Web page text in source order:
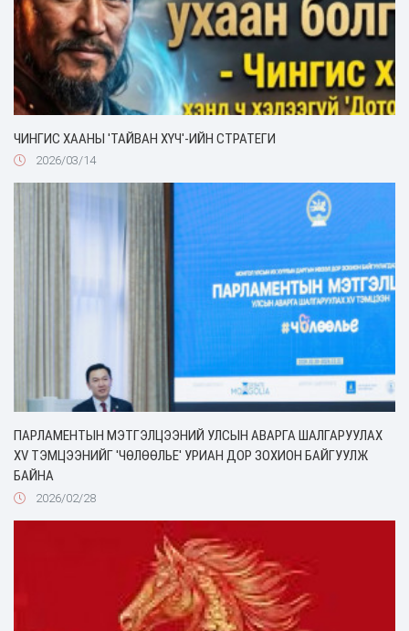
ЧИНГИС ХААНЫ 'ТАЙВАН ХҮЧ'-ИЙН СТРАТЕГИ
2026/03/14
ПАРЛАМЕНТЫН МЭТГЭЛЦЭЭНИЙ УЛСЫН АВАРГА ШАЛГАРУУЛАХ
XV ТЭМЦЭЭНИЙГ 'ЧӨЛӨӨЛЬЕ' УРИАН ДОР ЗОХИОН БАЙГУУЛЖ
БАЙНА
2026/02/28